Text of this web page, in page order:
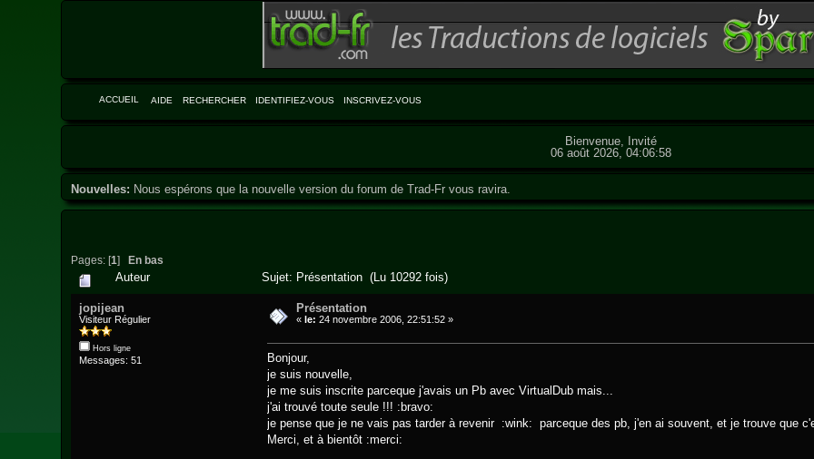
ACCUEIL AIDE RECHERCHER IDENTIFIEZ-VOUS INSCRIVEZ-VOUS
Bienvenue, Invité
06 août 2026, 04:06:58
Nouvelles: Nous espérons que la nouvelle version du forum de Trad-Fr vous ravira.
Pages: [1]En bas
Auteur Sujet: Présentation (Lu 10292 fois)
jopijean
Visiteur Régulier
Hors ligne
Messages: 51
Présentation
«le: 24 novembre 2006, 22:51:52 »
Bonjour,
je suis nouvelle,
je me suis inscrite parceque j'avais un Pb avec VirtualDub mais...
j'ai trouvé toute seule !!! :bravo:
je pense que je ne vais pas tarder à revenir :wink: parceque des pb, j'en ai souvent, et je trouve que
Merci, et à bientôt :merci: